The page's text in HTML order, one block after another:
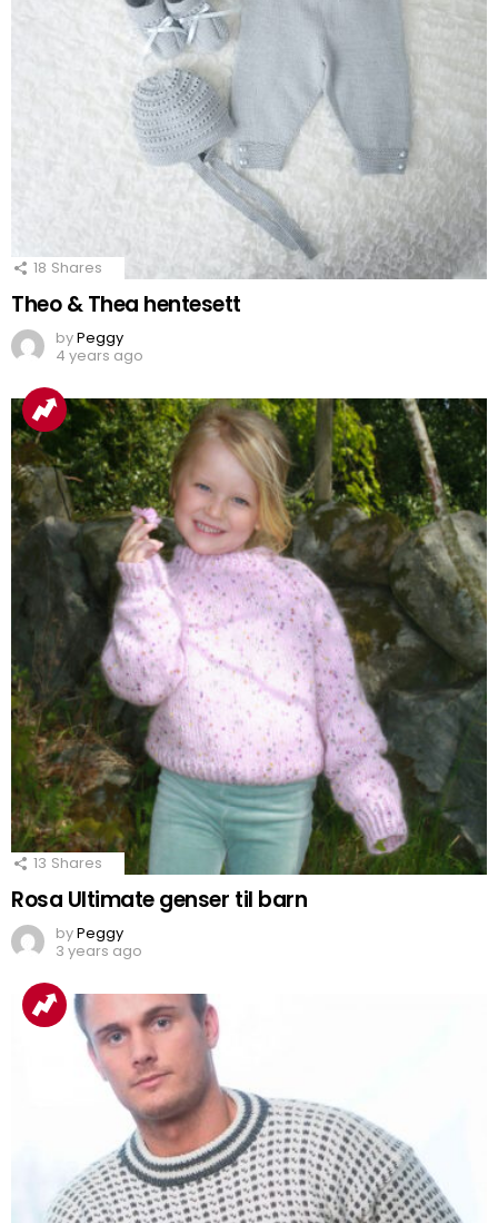
18 Shares
Theo & Thea hentesett
byPeggy
4 years ago
13 Shares
Rosa Ultimate genser til barn
byPeggy
3 years ago